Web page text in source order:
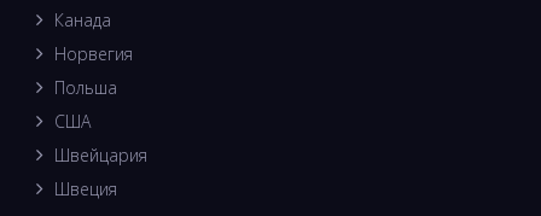
Канада
Норвегия
Польша
США
Швейцария
Швеция